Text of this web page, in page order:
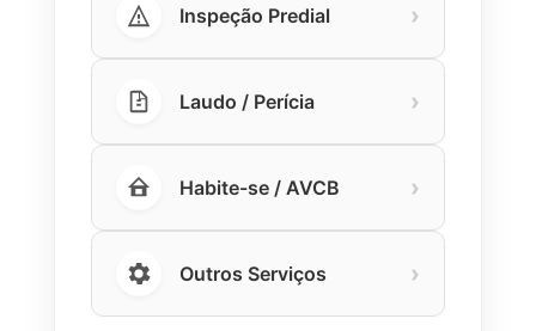
Inspeção Predial ›
Laudo / Perícia ›
Habite-se / AVCB ›
Outros Serviços ›